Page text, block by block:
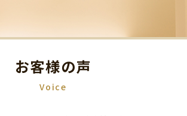
お客様の声
Voice